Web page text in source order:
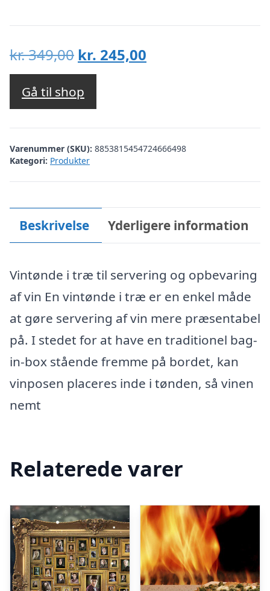
kr.349,00 Den
oprindelige
pris
var:
kr. 349,00.
kr. 245,00
kr. 245,00.
Gå til shop
Varenummer (SKU): 8853815454724666498
Kategori: Produkter
Beskrivelse Yderligere information
Vintønde i træ til servering og opbevaring
af vin En vintønde i træ er en enkel måde
at gøre servering af vin mere præsentabel
på. I stedet for at have en traditionel bag-
in-box stående fremme på bordet, kan
vinposen placeres inde i tønden, så vinen
nemt
Relaterede varer